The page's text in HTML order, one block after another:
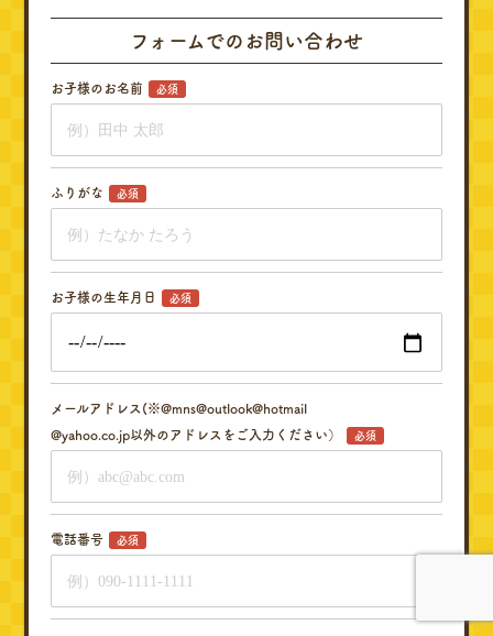
フォームでのお問い合わせ
お子様のお名前 必須
ふりがな 必須
お子様の生年月日 必須
メールアドレス(※@mns@outlook@hotmail
@yahoo.co.jp以外のアドレスをご入力ください）
必須
電話番号 必須